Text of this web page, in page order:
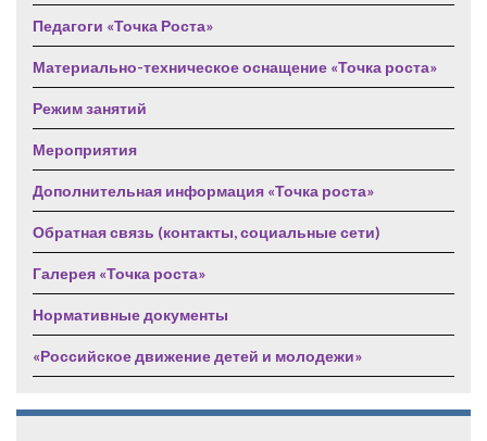
Педагоги «Точка Роста»
Материально-техническое оснащение «Точка роста»
Режим занятий
Мероприятия
Дополнительная информация «Точка роста»
Обратная связь (контакты, социальные сети)
Галерея «Точка роста»
Нормативные документы
«Российское движение детей и молодежи»